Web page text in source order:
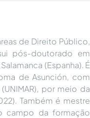
de Direito Público,
pós-doutorado em
(Espanha). É
de Asunción, com
por meio da
Também é mestre
campo da formação